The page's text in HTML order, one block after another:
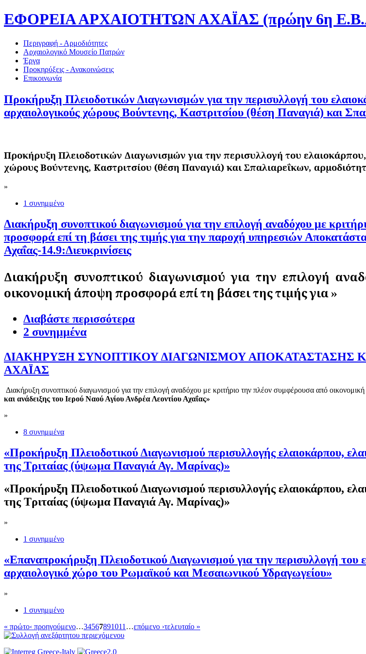
ΕΦΟΡΕΙΑ ΑΡΧΑΙΟΤΗΤΩΝ ΑΧΑΪΑΣ (πρώην 6η
Περιγραφή - Αρμοδιότητες
Αρχαιολογικό Μουσείο Πατρών
Έργα
Προκηρύξεις - Ανακοινώσεις
Επικοινωνία
Προκήρυξη Πλειοδοτικών Διαγωνισμών για την περισυλλογή του
αρχαιολογικούς χώρους Βούντενης, Καστριτσίου (θέση Παναγιά) και
Προκήρυξη Πλειοδοτικών Διαγωνισμών για την περισυλλογή του
χώρους Βούντενης, Καστριτσίου (θέση Παναγιά) και Σπαλιαρεΐκων,
»
1 συνημμένο
Διακήρυξη συνοπτικού διαγωνισμού για την επιλογή αναδόχου με
προσφορά επί τη βάσει της τιμής για την παροχή υπηρεσιών
Αχαΐας-14.9:Διευκρινίσεις
Διακήρυξη συνοπτικού διαγωνισμούγια την επιλογή
οικονομική άποψη προσφορά επί τη βάσει της τιμήςγια »
Διαβάστε περισσότερα
2 συνημμένα
ΔΙΑΚΗΡΥΞΗ ΣΥΝΟΠΤΙΚΟΥ ΔΙΑΓΩΝΙΣΜΟΥ ΑΠΟΚΑΤΑΣΤΑΣΗΣ
ΑΧΑΪΑΣ
Διακήρυξη συνοπτικού διαγωνισμού για την επιλογή αναδόχου με κριτήριο την πλέον συμφέρουσα από οικονομική
και ανάδειξης του Ιερού Ναού Αγίου Ανδρέα Λεοντίου Αχαΐας»
»
8 συνημμένα
«Προκήρυξη Πλειοδοτικού Διαγωνισμού περισυλλογής ελαιοκάρπου,
της Τριταίας (ύψωμα Παναγιά Αγ. Μαρίνας)»
«Προκήρυξη Πλειοδοτικού Διαγωνισμού περισυλλογής ελαιοκάρπου,
της Τριταίας (ύψωμα Παναγιά Αγ. Μαρίνας)»
»
1 συνημμένο
«Επαναπροκήρυξη Πλειοδοτικού Διαγωνισμού για την περισυλλογή του
αρχαιολογικό χώρο του Ρωμαϊκού και Μεσαιωνικού Υδραγωγείου»
»
1 συνημμένο
« πρώτο‹ προηγούμενο…34567891011 …επόμενο ›τελευταίο »